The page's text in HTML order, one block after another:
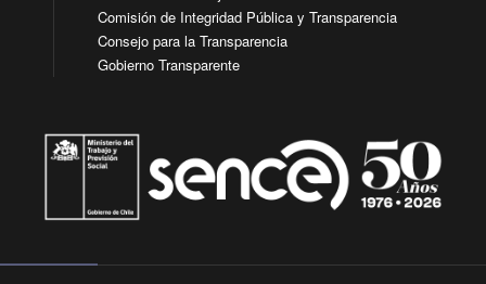
Comisión de Integridad Pública y Transparencia
Consejo para la Transparencia
Gobierno Transparente